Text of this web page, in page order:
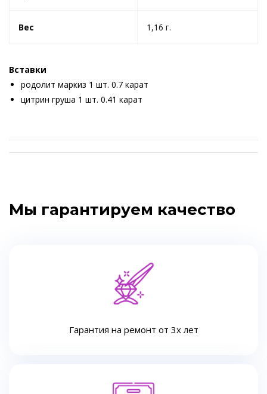
Вес 1,16 г.
Вставки
родолит маркиз 1 шт. 0.7 карат
цитрин груша 1 шт. 0.41 карат
Мы гарантируем качество
Гарантия на ремонт от 3х лет